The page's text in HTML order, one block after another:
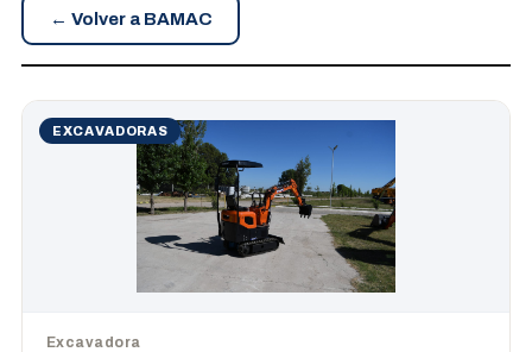
← Volver a BAMAC
EXCAVADORAS
Excavadora